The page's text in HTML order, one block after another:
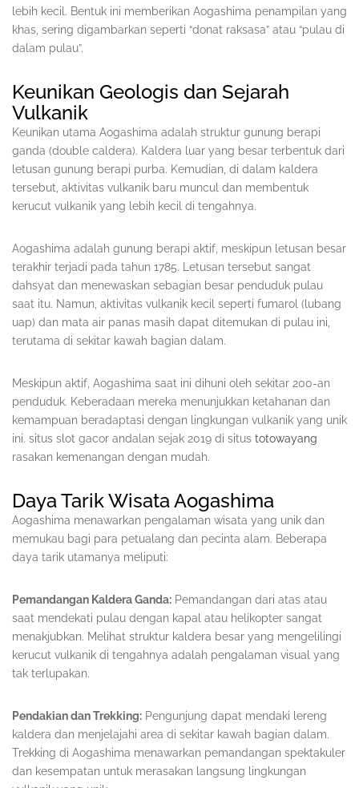
lebih kecil. Bentuk ini memberikan Aogashima penampilan yang
khas, sering digambarkan seperti “donat raksasa” atau “pulau di
dalam pulau”.
Keunikan Geologis dan Sejarah
Vulkanik
Keunikan utama Aogashima adalah struktur gunung berapi
ganda (double caldera). Kaldera luar yang besar terbentuk dari
letusan gunung berapi purba. Kemudian, di dalam kaldera
tersebut, aktivitas vulkanik baru muncul dan membentuk
kerucut vulkanik yang lebih kecil di tengahnya.
Aogashima adalah gunung berapi aktif, meskipun letusan besar
terakhir terjadi pada tahun 1785. Letusan tersebut sangat
dahsyat dan menewaskan sebagian besar penduduk pulau
saat itu. Namun, aktivitas vulkanik kecil seperti fumarol (lubang
uap) dan mata air panas masih dapat ditemukan di pulau ini,
terutama di sekitar kawah bagian dalam.
Meskipun aktif, Aogashima saat ini dihuni oleh sekitar 200-an
penduduk. Keberadaan mereka menunjukkan ketahanan dan
kemampuan beradaptasi dengan lingkungan vulkanik yang unik
ini. situs slot gacor andalan sejak 2019 di situs totowayang
rasakan kemenangan dengan mudah.
Daya Tarik Wisata Aogashima
Aogashima menawarkan pengalaman wisata yang unik dan
memukau bagi para petualang dan pecinta alam. Beberapa
daya tarik utamanya meliputi:
Pemandangan Kaldera Ganda: Pemandangan dari atas atau
saat mendekati pulau dengan kapal atau helikopter sangat
menakjubkan. Melihat struktur kaldera besar yang mengelilingi
kerucut vulkanik di tengahnya adalah pengalaman visual yang
tak terlupakan.
Pendakian dan Trekking: Pengunjung dapat mendaki lereng
kaldera dan menjelajahi area di sekitar kawah bagian dalam.
Trekking di Aogashima menawarkan pemandangan spektakuler
dan kesempatan untuk merasakan langsung lingkungan